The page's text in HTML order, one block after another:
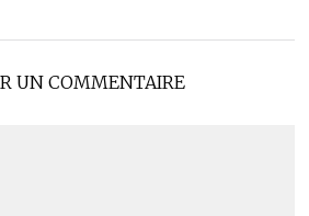
UN COMMENTAIRE